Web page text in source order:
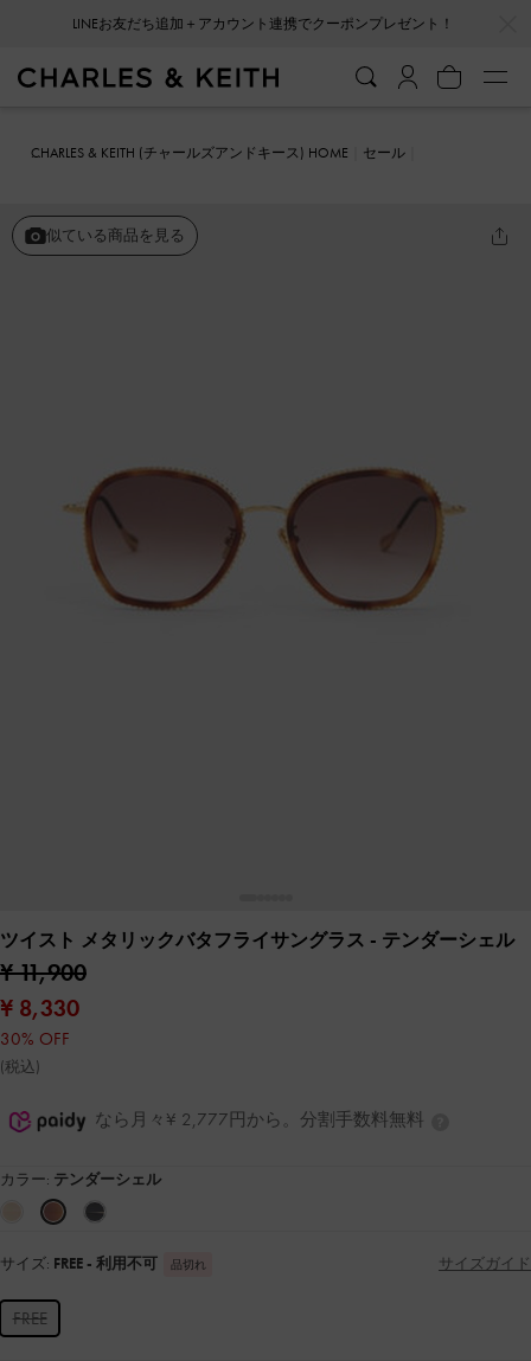
LINEお友だち追加＋アカウント連携でクーポンプレゼント！
CHARLES & KEITH (チャールズアンドキース) HOME
セール
似ている商品を見る
ツイスト メタリックバタフライサングラス - テンダーシェル
¥ 11,900
¥ 8,330
30% OFF
(税込)
なら月々¥ 2,777円から。分割手数料無料
カラー: テンダーシェル
サイズ: FREE - 利用不可 品切れ サイズガイド
FREE